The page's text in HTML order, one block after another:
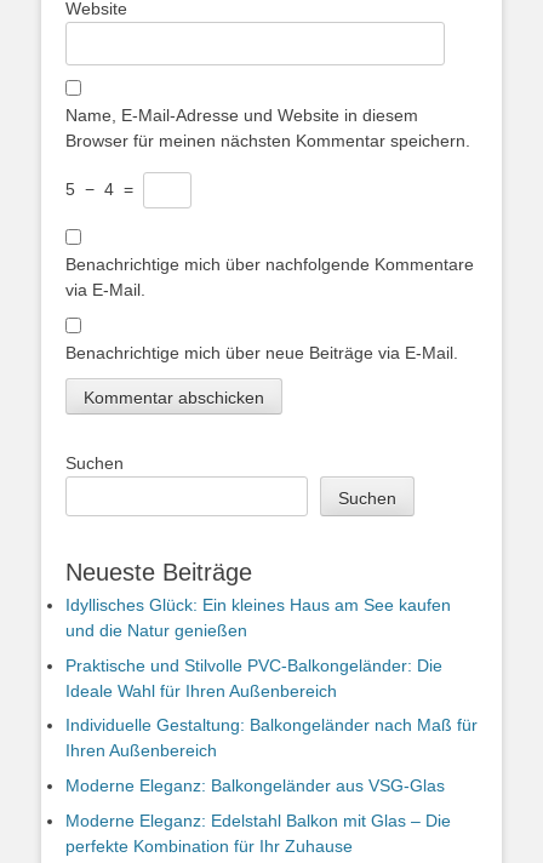
Website
Name, E-Mail-Adresse und Website in diesem
Browser für meinen nächsten Kommentar speichern.
5 − 4 =
Benachrichtige mich über nachfolgende Kommentare
via E-Mail.
Benachrichtige mich über neue Beiträge via E-Mail.
Suchen
Suchen
Neueste Beiträge
Idyllisches Glück: Ein kleines Haus am See kaufen
und die Natur genießen
Praktische und Stilvolle PVC-Balkongeländer: Die
Ideale Wahl für Ihren Außenbereich
Individuelle Gestaltung: Balkongeländer nach Maß für
Ihren Außenbereich
Moderne Eleganz: Balkongeländer aus VSG-Glas
Moderne Eleganz: Edelstahl Balkon mit Glas – Die
perfekte Kombination für Ihr Zuhause